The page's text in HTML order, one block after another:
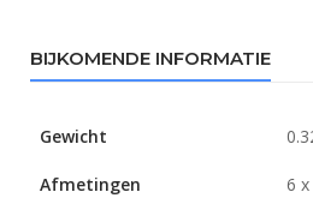
BIJKOMENDE INFORMATIE
Gewicht
Afmetingen 6